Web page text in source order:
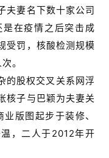
夫妻名下数十家公司
在疫情之后突击成
受罚，核酸检测规模
。
的股权交叉关系网浮
核子与巴颖为夫妻关
版图起步于装修、
，二人于2012年开